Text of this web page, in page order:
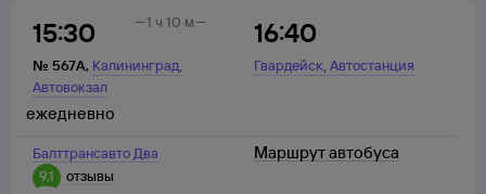
15:30
№ 567А, Калининград,
Автовокзал
16:40
Гвардейск,Автостанция
1 ч 10 м
Балттрансавто Два
9,1
отзывы
ежедневно
Маршрут автобуса